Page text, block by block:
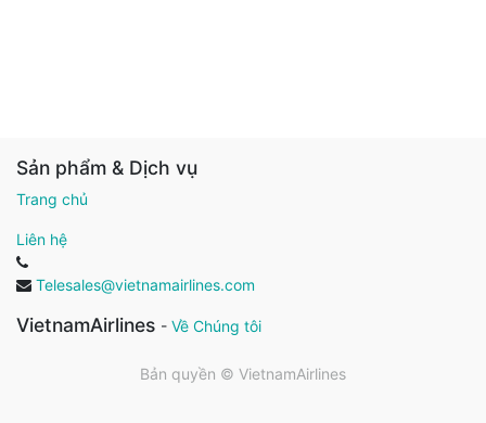
Sản phẩm & Dịch vụ
Trang chủ
Liên hệ
Telesales@vietnamairlines.com
VietnamAirlines - Về Chúng tôi
Bản quyền © VietnamAirlines